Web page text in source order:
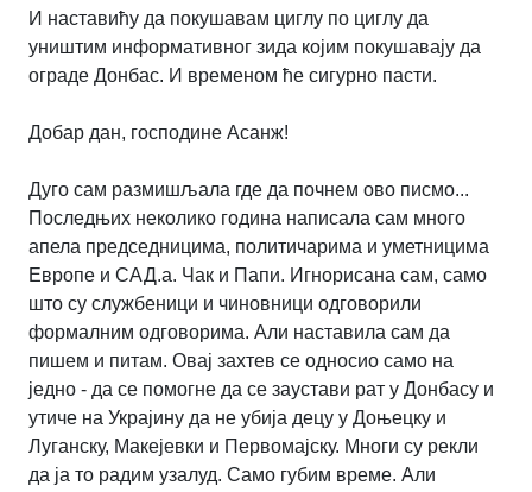
И наставићу да покушавам циглу по циглу да
уништим информативног зида којим покушавају да
ограде Донбас. И временом ће сигурно пасти.
Добар дан, господине Асанж!
Дуго сам размишљала где да почнем ово писмо...
Последњих неколико година написала сам много
апела председницима, политичарима и уметницима
Европе и САД.а. Чак и Папи. Игнорисана сам, само
што су службеници и чиновници одговорили
формалним одговорима. Али наставила сам да
пишем и питам. Овај захтев се односио само на
једно - да се помогне да се заустави рат у Донбасу и
утиче на Украјину да не убија децу у Доњецку и
Луганску, Макејевки и Первомајску. Многи су рекли
да ја то радим узалуд. Само губим време. Али